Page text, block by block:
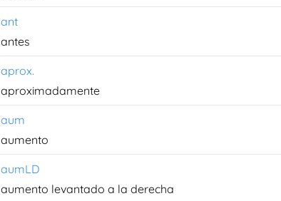
ant
antes
aprox.
aproximadamente
aum
aumento
aumLD
aumento levantado a la derecha